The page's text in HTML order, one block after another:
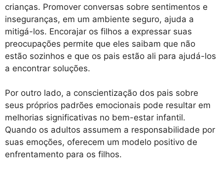
crianças. Promover conversas sobre sentimentos e
inseguranças, em um ambiente seguro, ajuda a
mitigá-los. Encorajar os filhos a expressar suas
preocupações permite que eles saibam que não
estão sozinhos e que os pais estão ali para ajudá-los
a encontrar soluções.
Por outro lado, a conscientização dos pais sobre
seus próprios padrões emocionais pode resultar em
melhorias significativas no bem-estar infantil.
Quando os adultos assumem a responsabilidade por
suas emoções, oferecem um modelo positivo de
enfrentamento para os filhos.